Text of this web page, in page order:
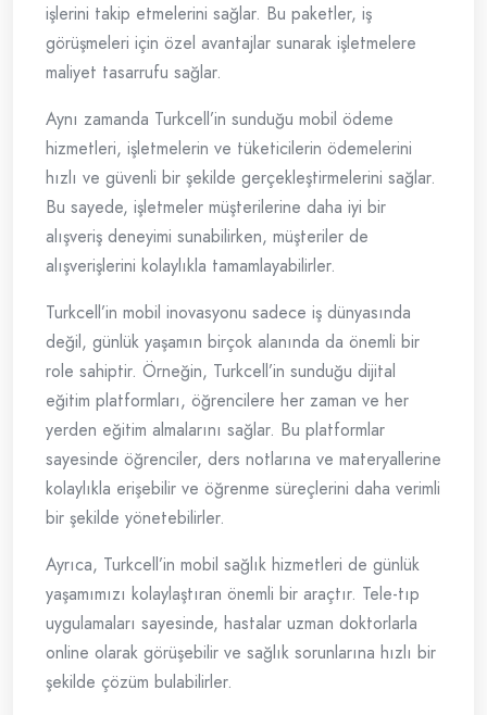
işlerini takip etmelerini sağlar. Bu paketler, iş
görüşmeleri için özel avantajlar sunarak işletmelere
maliyet tasarrufu sağlar.
Aynı zamanda Turkcell’in sunduğu mobil ödeme
hizmetleri, işletmelerin ve tüketicilerin ödemelerini
hızlı ve güvenli bir şekilde gerçekleştirmelerini sağlar.
Bu sayede, işletmeler müşterilerine daha iyi bir
alışveriş deneyimi sunabilirken, müşteriler de
alışverişlerini kolaylıkla tamamlayabilirler.
Turkcell’in mobil inovasyonu sadece iş dünyasında
değil, günlük yaşamın birçok alanında da önemli bir
role sahiptir. Örneğin, Turkcell’in sunduğu dijital
eğitim platformları, öğrencilere her zaman ve her
yerden eğitim almalarını sağlar. Bu platformlar
sayesinde öğrenciler, ders notlarına ve materyallerine
kolaylıkla erişebilir ve öğrenme süreçlerini daha verimli
bir şekilde yönetebilirler.
Ayrıca, Turkcell’in mobil sağlık hizmetleri de günlük
yaşamımızı kolaylaştıran önemli bir araçtır. Tele-tıp
uygulamaları sayesinde, hastalar uzman doktorlarla
online olarak görüşebilir ve sağlık sorunlarına hızlı bir
şekilde çözüm bulabilirler.